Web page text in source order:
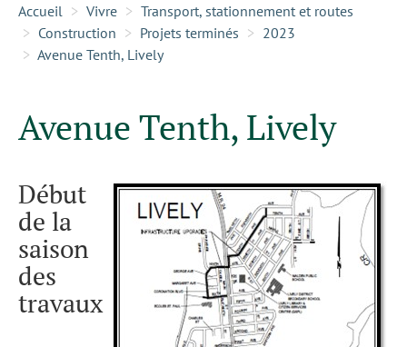
Accueil Vivre
Transport, stationnement et routes
Construction
Projets terminés
2023
Avenue Tenth, Lively
Avenue Tenth, Lively
Début
de la
saison
des
travaux